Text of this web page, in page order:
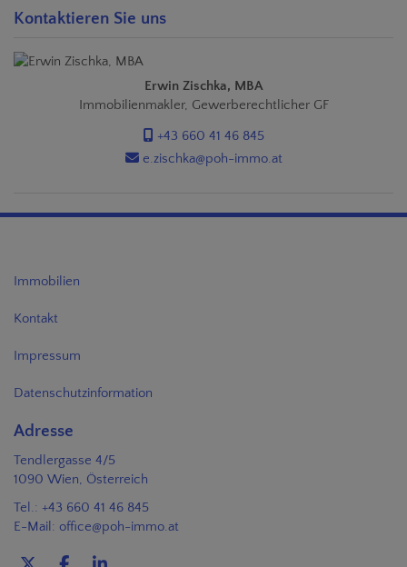
Kontaktieren Sie uns
Erwin Zischka, MBA
Immobilienmakler, Gewerberechtlicher GF
+43 660 41 46 845
e.zischka@poh-immo.at
Immobilien
Kontakt
Impressum
Datenschutzinformation
Adresse
Tendlergasse 4/5
1090 Wien, Österreich
Tel.: +43 660 41 46 845
E-Mail: office@poh-immo.at